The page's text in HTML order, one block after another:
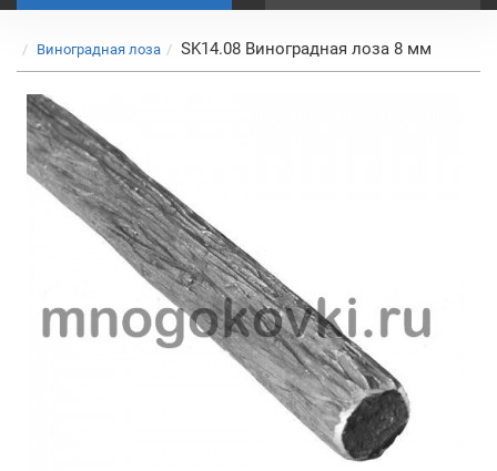
Виноградная лоза SK14.08 Виноградная лоза 8 мм